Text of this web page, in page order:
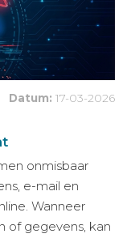
Datum: 17-03-2026
onmisbaar
e-mail en
Wanneer
of gegevens, kan